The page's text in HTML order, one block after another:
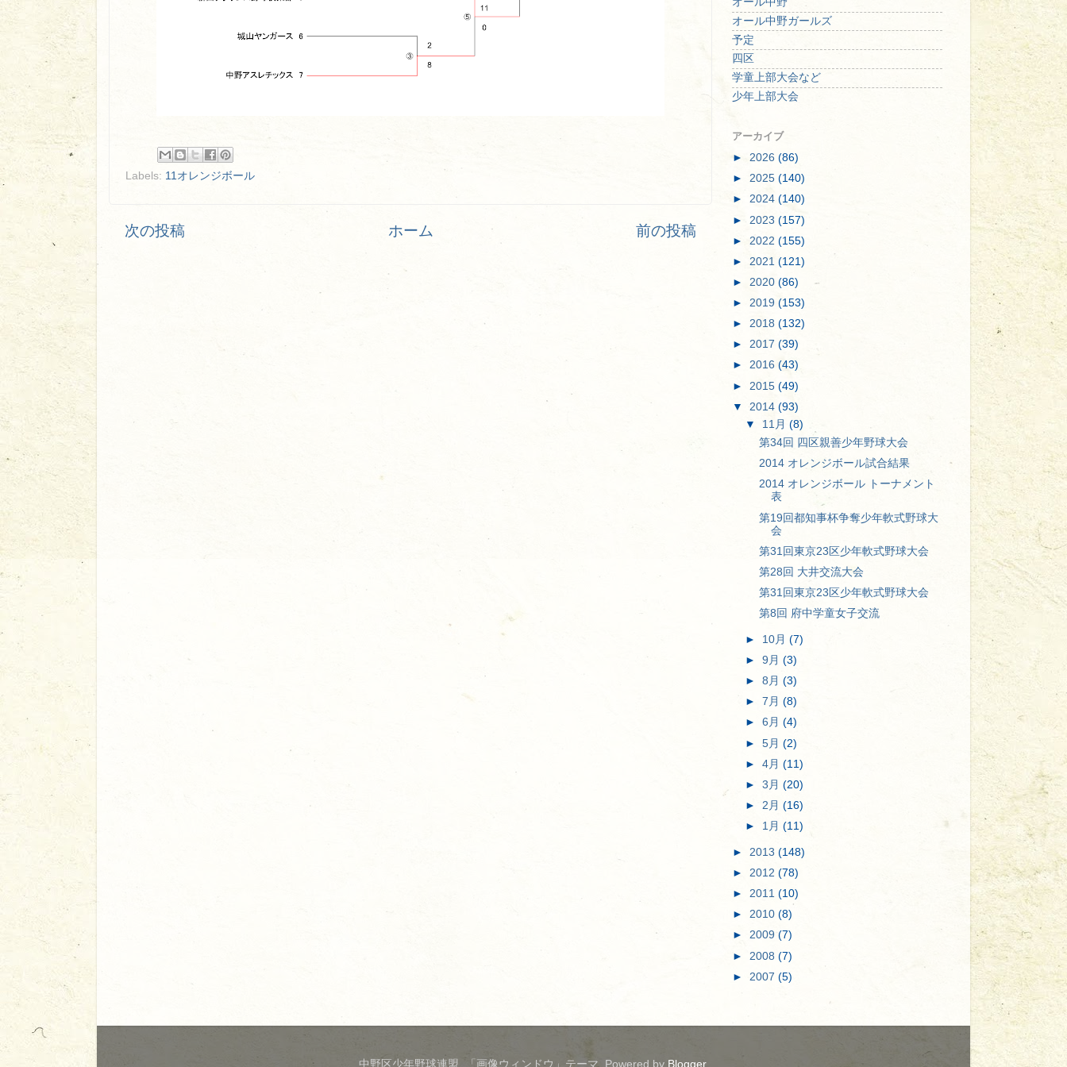
Labels: 11オレンジボール
次の投稿 前の投稿
ホーム
オール中野ガールズ
予定
四区
学童上部大会など
少年上部大会
アーカイブ
► 2026 (86)
► 2025 (140)
► 2024 (140)
► 2023 (157)
► 2022 (155)
► 2021 (121)
► 2020 (86)
► 2019 (153)
► 2018 (132)
► 2017 (39)
► 2016 (43)
► 2015 (49)
▼ 2014 (93)
▼ 11月(8)
第34回 四区親善少年野球大会
2014 オレンジボール試合結果
2014 オレンジボール トーナメント
表
第19回都知事杯争奪少年軟式野球大
会
第31回東京23区少年軟式野球大会
第28回 大井交流大会
第31回東京23区少年軟式野球大会
第8回 府中学童女子交流
► 10月(7)
►9月(3)
►8月(3)
►7月(8)
►6月(4)
►5月(2)
►4月(11)
►3月(20)
► 2月(16)
► 1月(11)
► 2013 (148)
► 2012 (78)
► 2011 (10)
► 2010 (8)
► 2009 (7)
► 2008 (7)
► 2007 (5)
中野区少年野球連盟. 「画像ウィンドウ」テーマ. Powered by Blogger.